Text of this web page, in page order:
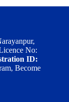
No:
ID:
Become